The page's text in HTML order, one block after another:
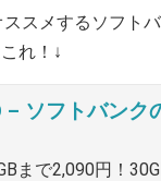
スメするソフト
れ！↓
– ソフトバンク
まで2,090円！